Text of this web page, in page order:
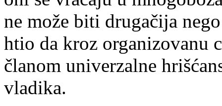
ne može biti drugačija
htio da kroz organizovanu
članom univerzalne
vladika.